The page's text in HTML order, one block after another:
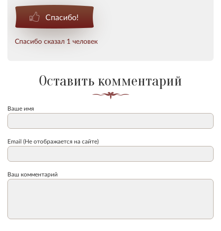
Спасибо!
Спасибо сказал 1 человек
Оставить комментарий
Ваше имя
Email (Не отображается на сайте)
Ваш комментарий